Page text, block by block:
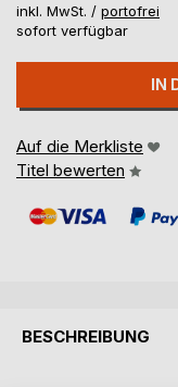
inkl. MwSt. / portofrei
sofort verfügbar
IN
Auf die Merkliste
Titel bewerten
BESCHREIBUNG